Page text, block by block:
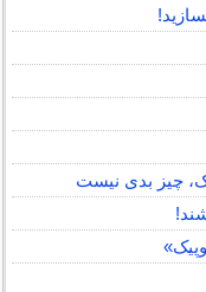
چیز بدی نیست